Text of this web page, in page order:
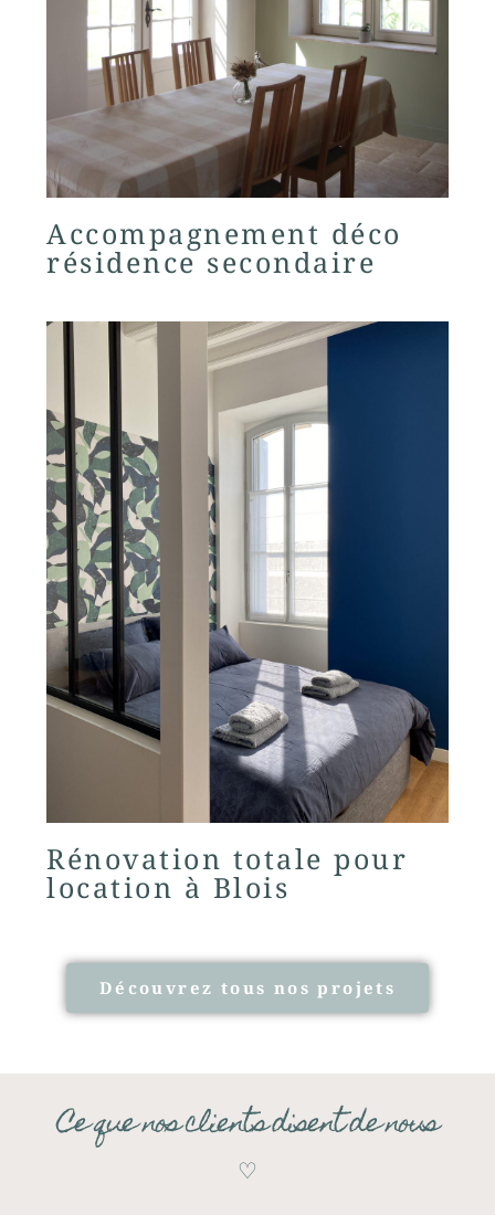
Accompagnement déco
résidence secondaire
Rénovation totale pour
location à Blois
Découvrez tous nos projets
Ce que nos clients disent de nous
♡